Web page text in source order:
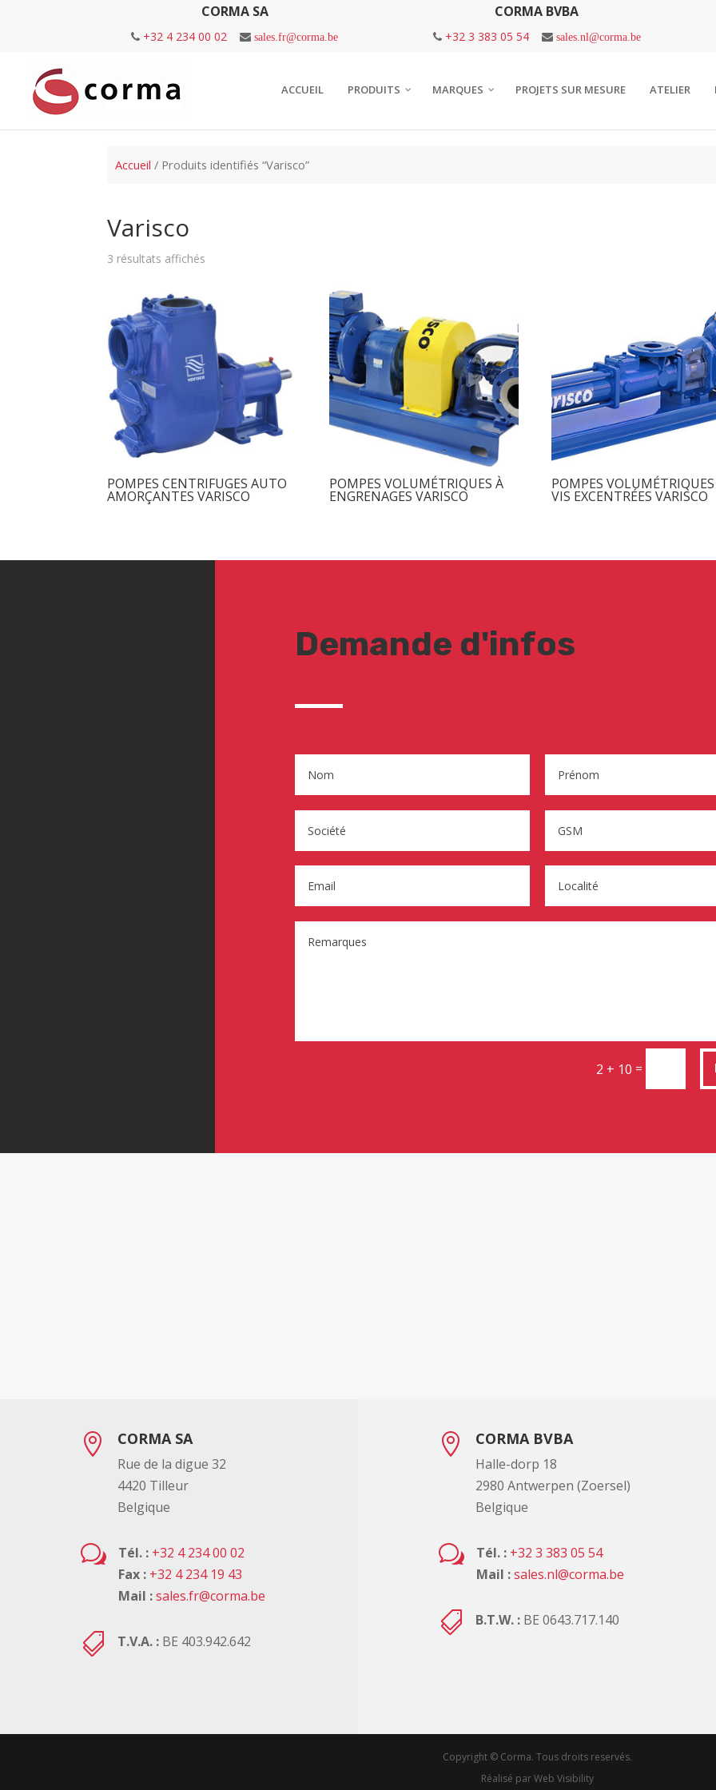
CORMA SA
+32 4 234 00 02 sales.fr@corma.be
CORMA BVBA
+32 3 383 05 54 sales.nl@corma.be
ACCUEIL PRODUITS MARQUES PROJETS SUR MESURE ATELIER
Accueil / Produits identifiés “Varisco”
Varisco
3 résultats affichés
POMPES CENTRIFUGES AUTO
AMORÇANTES VARISCO
POMPES VOLUMÉTRIQUES À
ENGRENAGES VARISCO
POMPES
VIS EXCENTRÉES VARISCO
Demande d'infos
2 + 10 =
 CORMA SA
Rue de la digue 32
4420 Tilleur
Belgique
w Tél. : +32 4 234 00 02
Fax : +32 4 234 19 43
Mail :sales.fr@corma.be
 T.V.A. : BE 403.942.642
 CORMA BVBA
Halle-dorp 18
2980 Antwerpen (Zoersel)
Belgique
w Tél. : +32 3 383 05 54
Mail :sales.nl@corma.be
 B.T.W. :BE 0643.717.140
Copyright © Corma. Tous droits reservés.
Réalisé par Web Visibility